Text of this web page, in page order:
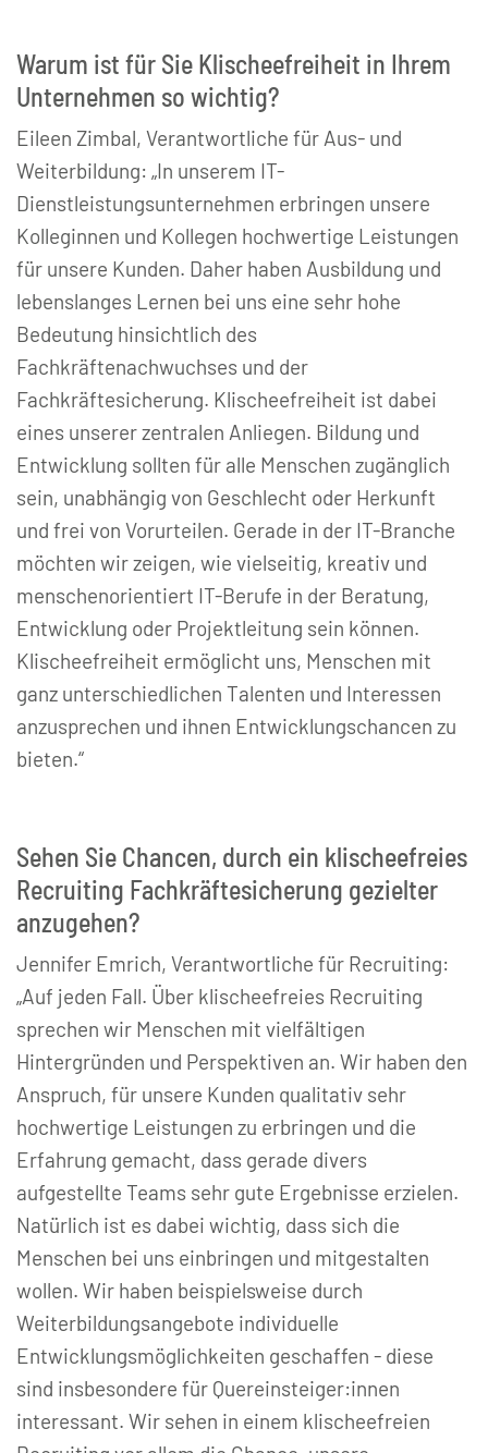
Warum ist für Sie Klischeefreiheit in Ihrem
Unternehmen so wichtig?
Eileen Zimbal, Verantwortliche für Aus- und
Weiterbildung: „In unserem IT-
Dienstleistungsunternehmen erbringen unsere
Kolleginnen und Kollegen hochwertige Leistungen
für unsere Kunden. Daher haben Ausbildung und
lebenslanges Lernen bei uns eine sehr hohe
Bedeutung hinsichtlich des
Fachkräftenachwuchses und der
Fachkräftesicherung. Klischeefreiheit ist dabei
eines unserer zentralen Anliegen. Bildung und
Entwicklung sollten für alle Menschen zugänglich
sein, unabhängig von Geschlecht oder Herkunft
und frei von Vorurteilen. Gerade in der IT-Branche
möchten wir zeigen, wie vielseitig, kreativ und
menschenorientiert IT-Berufe in der Beratung,
Entwicklung oder Projektleitung sein können.
Klischeefreiheit ermöglicht uns, Menschen mit
ganz unterschiedlichen Talenten und Interessen
anzusprechen und ihnen Entwicklungschancen zu
bieten.“
Sehen Sie Chancen, durch ein klischeefreies
Recruiting Fachkräftesicherung gezielter
anzugehen?
Jennifer Emrich, Verantwortliche für Recruiting:
„Auf jeden Fall. Über klischeefreies Recruiting
sprechen wir Menschen mit vielfältigen
Hintergründen und Perspektiven an. Wir haben den
Anspruch, für unsere Kunden qualitativ sehr
hochwertige Leistungen zu erbringen und die
Erfahrung gemacht, dass gerade divers
aufgestellte Teams sehr gute Ergebnisse erzielen.
Natürlich ist es dabei wichtig, dass sich die
Menschen bei uns einbringen und mitgestalten
wollen. Wir haben beispielsweise durch
Weiterbildungsangebote individuelle
Entwicklungsmöglichkeiten geschaffen - diese
sind insbesondere für Quereinsteiger:innen
interessant. Wir sehen in einem klischeefreien